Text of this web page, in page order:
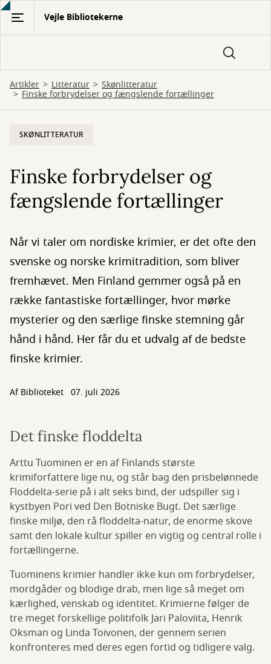
Gå
hovedindhold
Vejle Bibliotekerne
Artikler Litteratur Skønlitteratur
Finske forbrydelser og fængslende fortællinger
SKØNLITTERATUR
Finske forbrydelser og
fængslende fortællinger
Når vi taler om nordiske krimier, er det ofte den
svenske og norske krimitradition, som bliver
fremhævet. Men Finland gemmer også på en
række fantastiske fortællinger, hvor mørke
mysterier og den særlige finske stemning går
hånd i hånd. Her får du et udvalg af de bedste
finske krimier.
Af Biblioteket 07. juli 2026
Det finske floddelta
Arttu Tuominen er en af Finlands største
krimiforfattere lige nu, og står bag den prisbelønnede
Floddelta-serie på i alt seks bind, der udspiller sig i
kystbyen Pori ved Den Botniske Bugt. Det særlige
finske miljø, den rå floddelta-natur, de enorme skove
samt den lokale kultur spiller en vigtig og central rolle i
fortællingerne.
Tuominens krimier handler ikke kun om forbrydelser,
mordgåder og blodige drab, men lige så meget om
kærlighed, venskab og identitet. Krimierne følger de
tre meget forskellige politifolk Jari Paloviita, Henrik
Oksman og Linda Toivonen, der gennem serien
konfronteres med deres egen fortid og tidligere valg.